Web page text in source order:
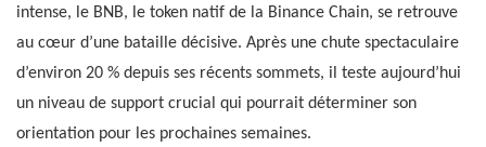
intense, le BNB, le token natif de la Binance Chain, se retrouve
au cœur d’une bataille décisive. Après une chute spectaculaire
d’environ 20 % depuis ses récents sommets, il teste aujourd’hui
un niveau de support crucial qui pourrait déterminer son
orientation pour les prochaines semaines.